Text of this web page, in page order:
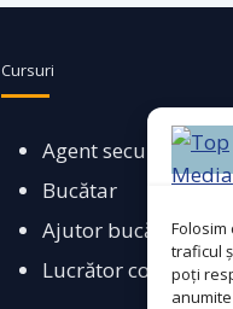
traficul
poți
Cursuri
Agent securitate
Bucătar
Ajutor bucătar
Lucrător comercial